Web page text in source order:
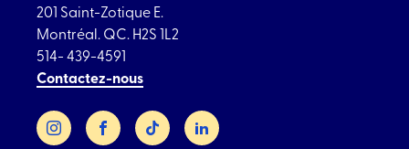
201 Saint-Zotique E.
Montréal. QC. H2S 1L2
514- 439-4591
Contactez-nous
InstagramFacebookTikTok LinkedIn